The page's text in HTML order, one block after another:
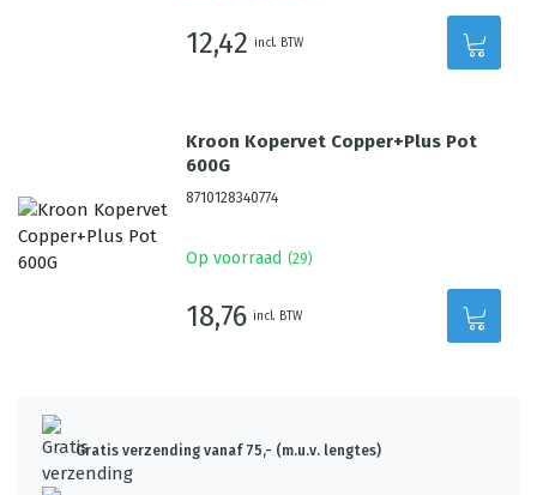
12,42 incl. BTW
Kroon Kopervet Copper+Plus Pot
600G
8710128340774
Op voorraad (29)
18,76 incl. BTW
Gratis verzending vanaf 75,- (m.u.v. lengtes)